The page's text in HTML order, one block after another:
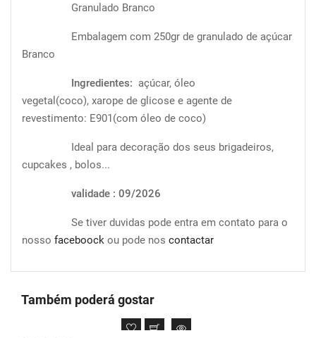
Granulado Branco
Embalagem com 250gr de granulado de açúcar
Branco
Ingredientes: açúcar, óleo
vegetal(coco), xarope de glicose e agente de
revestimento: E901(com óleo de coco)
Ideal para decoração dos seus brigadeiros,
cupcakes , bolos...
validade : 09/2026
Se tiver duvidas pode entra em contato para o
nosso faceboock ou pode nos contactar
Também poderá gostar